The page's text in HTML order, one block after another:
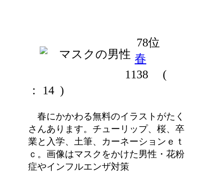
78位
春
1138
(
： 14 )
春にかかわる無料のイラストがたく
さんあります。チューリップ、桜、卒
業と入学、土筆、カーネーションｅｔ
ｃ。画像はマスクをかけた男性・花粉
症やインフルエンザ対策